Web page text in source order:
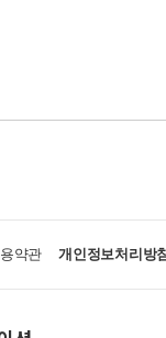
약관 개인정보처리방침